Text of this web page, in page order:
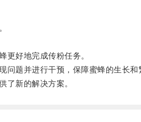
好地完成传粉任务。
题并进行干预，保障蜜蜂的生长和
新的解决方案。